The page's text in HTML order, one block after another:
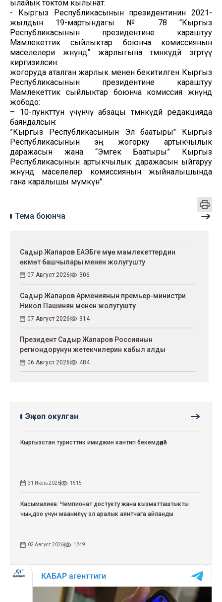
ылайык токтом кылынат:
- Кыргыз Республикасынын президентинин 2021-
жылдын 19-мартындагы № 78 “Кыргыз
Республикасынын президентине караштуу
Мамлекеттик сыйлыктар боюнча комиссиянын
маселелери жөнүндө” жарлыгына төмөнкүдөй өзгөртүү
киргизилсин:
жогоруда аталган жарлык менен бекитилген Кыргыз
Республикасынын президентине караштуу
Мамлекеттик сыйлыктар боюнча комиссия жөнүндө
жободо:
– 10-пункттун үчүнчү абзацы төмөнкүдөй редакцияда
баяндалсын:
”Кыргыз Республикасынын Эл баатыры" Кыргыз
Республикасынын эң жогорку артыкчылык
даражасын жана “Эмгек Баатыры” Кыргыз
Республикасынын артыкчылык даражасын ыйгаруу
жөнүндө маселелер комиссиянын жыйналышында
гана каралышы мүмкүн".
Тема боюнча
Садыр Жапаров ЕАЭБге мүчө мамлекеттердин
өкмөт башчылары менен жолугушту
07 Август 2026 306
Садыр Жапаров Армениянын премьер-министри
Никол Пашинян менен жолугушту
07 Август 2026 314
Президент Садыр Жапаров Россиянын
региондорунун жетекчилерин кабыл алды
06 Август 2026 484
Эң көп окулган
Кыргызстан туристтик имиджин кантип бекемдөөдө?
31 Июль 2026 1515
Касымалиев: Чемпионат достукту жана кызматташтыкты
чыңдоо үчүн маанилүү эл аралык аянтчага айланды
02 Август 2026 1249